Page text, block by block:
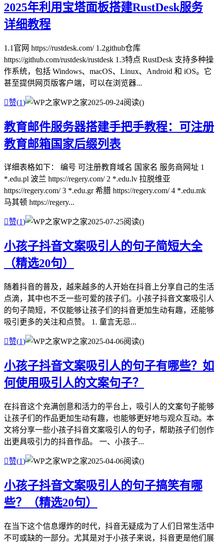
2025年利用宝塔面板搭建RustDesk服务
详细教程
1.1官网 https://rustdesk.com/ 1.2github仓库
https://github.com/rustdesk/rustdesk 1.3特点 RustDesk 支持多种操
作系统，包括 Windows、macOS、Linux、Android 和 iOS。它
甚至提供网页版客户端，可以在浏览器...
赞(1) WP之家2025-09-24阅读()
教育邮件服务器搭建手把手教程：可注册
教育邮箱国家后缀列表
详细表格如下： 编号 可注册教育域名 国家名 服务商网址 1
*.edu.pl 波兰 https://regery.com/ 2 *.edu.lv 拉脱维亚
https://regery.com/ 3 *.edu.gr 希腊 https://regery.com/ 4 *.edu.mk
马其顿 https://regery...
赞(1) WP之家2025-07-25阅读()
小孩子抖音文案吸引人的句子简短大全
（精选20句）
随着抖音的普及，越来越多的人开始在抖音上分享自己的生活
点滴，其中也不乏一些可爱的孩子们。小孩子抖音文案吸引人
的句子简短，不仅能够让孩子们的抖音更加生动有趣，还能够
吸引更多的关注和点赞。 1. 童言无忌...
赞(1) WP之家2025-04-06阅读()
小孩子抖音文案吸引人的句子有哪些？如
何使用吸引人的文案句子？
在抖音这个充满创意和活力的平台上，吸引人的文案句子能够
让孩子们的作品更加生动有趣，也能够更好地与观众互动。本
文将分享一些小孩子抖音文案吸引人的句子，帮助孩子们创作
出更具吸引力的抖音作品。 一、小孩子...
赞(1) WP之家2025-04-06阅读()
小孩子抖音文案吸引人的句子搞笑有哪
些？（精选20句）
在当下这个信息爆炸的时代，抖音无疑成为了人们日常生活中
不可或缺的一部分。尤其是对于小孩子来说，抖音更是他们展